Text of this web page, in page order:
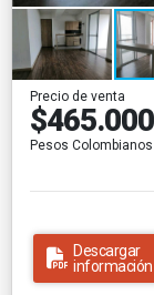
Precio de venta
Pesos Colombianos
Descargar
información